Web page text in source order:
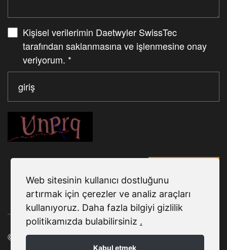
Web sitesinin kullanıcı dostluğunu
artırmak için çerezler ve analiz araçları
kullanıyoruz. Daha fazla bilgiyi gizlilik
politikamızda bulabilirsiniz .
Kabul etmek
Kişisel verilerimin Daetwyler SwissTec
tarafından saklanmasına ve işlenmesine onay
veriyorum. *
© 2025 Daetwyler SwissTec